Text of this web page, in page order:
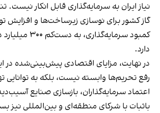
نیاز ایران به سرمایه‌گذاری قابل انکار
گاز کشور برای نوسازی زیرساخت‌ها و افزایش
کمبود
دارد.
در نهایت، مزایای اقتصادی پیش‌بینی‌شده در
رفع تحریم‌ها وابسته نیست، بلکه به توانایی
اعتماد سرمایه‌گذاران، بازسازی صنایع
باثبات با شرکای منطقه‌ای و بین‌المللی نیز